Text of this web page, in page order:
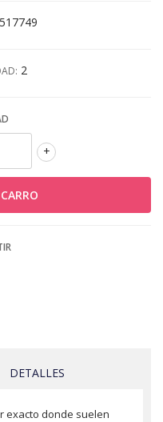
2
+
DETALLES
exacto donde suelen